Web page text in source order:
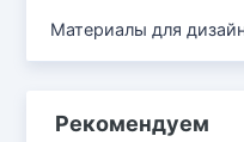
Материалы для
Рекомендуем